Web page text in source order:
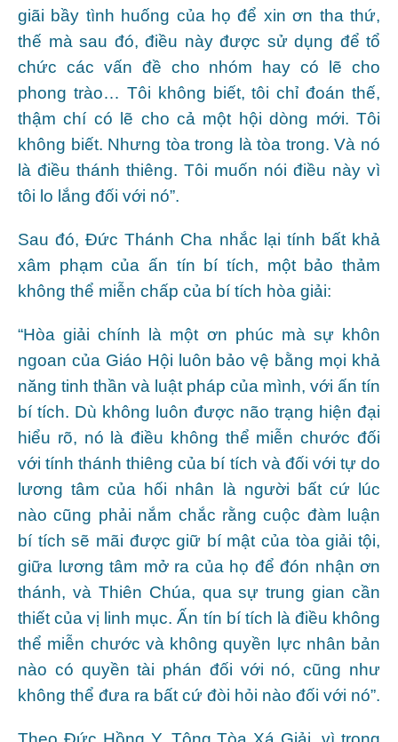
giãi bầy tình huống của họ để xin ơn tha thứ,
thế mà sau đó, điều này được sử dụng để tổ
chức các vấn đề cho nhóm hay có lẽ cho
phong trào… Tôi không biết, tôi chỉ đoán thế,
thậm chí có lẽ cho cả một hội dòng mới. Tôi
không biết. Nhưng tòa trong là tòa trong. Và nó
là điều thánh thiêng. Tôi muốn nói điều này vì
tôi lo lắng đối với nó”.
Sau đó, Đức Thánh Cha nhắc lại tính bất khả
xâm phạm của ấn tín bí tích, một bảo thảm
không thể miễn chấp của bí tích hòa giải:
“Hòa giải chính là một ơn phúc mà sự khôn
ngoan của Giáo Hội luôn bảo vệ bằng mọi khả
năng tinh thần và luật pháp của mình, với ấn tín
bí tích. Dù không luôn được não trạng hiện đại
hiểu rõ, nó là điều không thể miễn chước đối
với tính thánh thiêng của bí tích và đối với tự do
lương tâm của hối nhân là người bất cứ lúc
nào cũng phải nắm chắc rằng cuộc đàm luận
bí tích sẽ mãi được giữ bí mật của tòa giải tội,
giữa lương tâm mở ra của họ để đón nhận ơn
thánh, và Thiên Chúa, qua sự trung gian cần
thiết của vị linh mục. Ấn tín bí tích là điều không
thể miễn chước và không quyền lực nhân bản
nào có quyền tài phán đối với nó, cũng như
không thể đưa ra bất cứ đòi hỏi nào đối với nó”.